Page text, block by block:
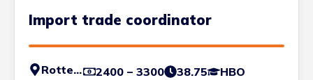
Import trade coordinator
Rotterdam 2400 – 3300 38.75
HBO